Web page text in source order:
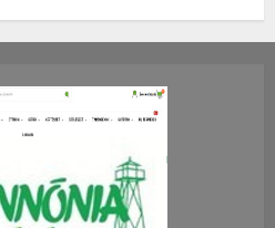
2026.JÚLIUS.23. CSÜTÖRTÖK.
0